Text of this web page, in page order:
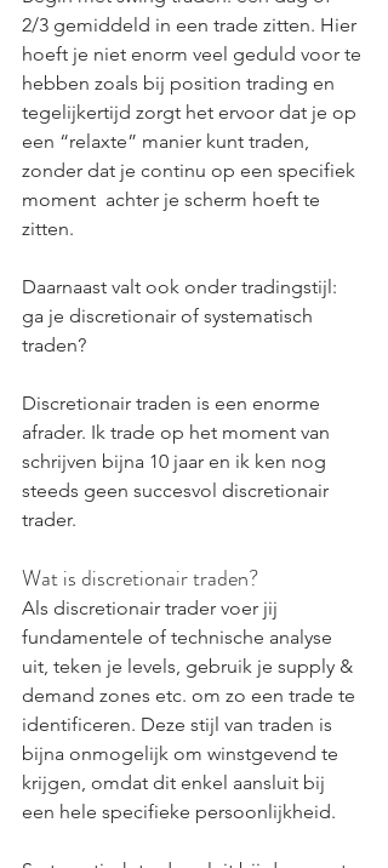
2/3 gemiddeld in een trade zitten. Hier
hoeft je niet enorm veel geduld voor te
hebben zoals bij position trading en
tegelijkertijd zorgt het ervoor dat je op
een “relaxte” manier kunt traden,
zonder dat je continu op een specifiek
moment  achter je scherm hoeft te
zitten.
Daarnaast valt ook onder tradingstijl:
ga je discretionair of systematisch
traden?
Discretionair traden is een enorme
afrader. Ik trade op het moment van
schrijven bijna 10 jaar en ik ken nog
steeds geen succesvol discretionair
trader.
Wat is discretionair traden?
Als discretionair trader voer jij
fundamentele of technische analyse
uit, teken je levels, gebruik je supply &
demand zones etc. om zo een trade te
identificeren. Deze stijl van traden is
bijna onmogelijk om winstgevend te
krijgen, omdat dit enkel aansluit bij
een hele specifieke persoonlijkheid.